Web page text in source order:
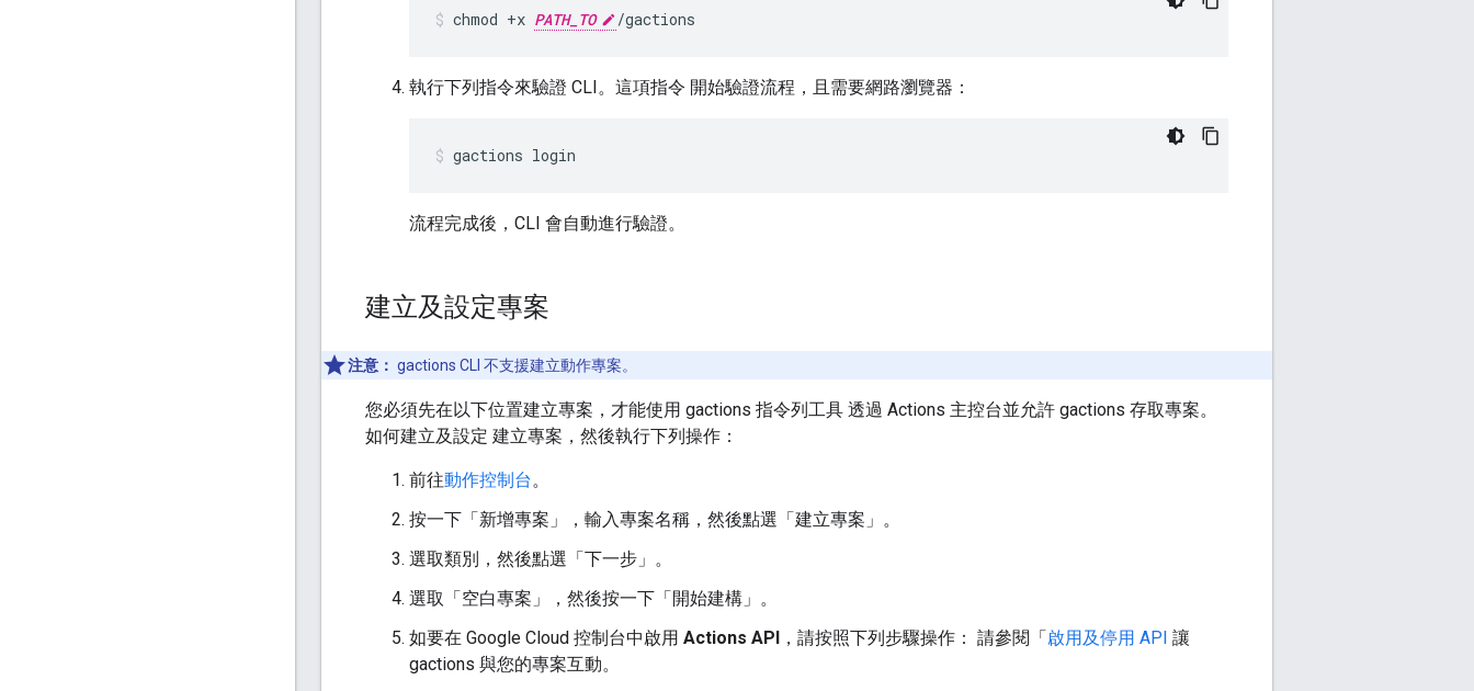
chmod +x PATH_TO /gactions
執行下列指令來驗證 CLI。這項指令 開始驗證流程，且需要網路瀏覽器：
gactions login
流程完成後，CLI 會自動進行驗證。
建立及設定專案
注意： gactions CLI 不支援建立動作專案。
您必須先在以下位置建立專案，才能使用 gactions 指令列工具 透過 Actions 主控台並允許 gactions 存取專案。
如何建立及設定 建立專案，然後執行下列操作：
前往動作控制台。
按一下「新增專案」
，輸入專案名稱，然後點選「建立專案」 。
選取類別，然後點選「下一步」 。
選取「空白專案」
，然後按一下「開始建構」 。
如要在 Google Cloud 控制台中啟用 Actions API ，請按照下列步驟操作： 請參閱「啟用及停用 API 讓
gactions 與您的專案互動。